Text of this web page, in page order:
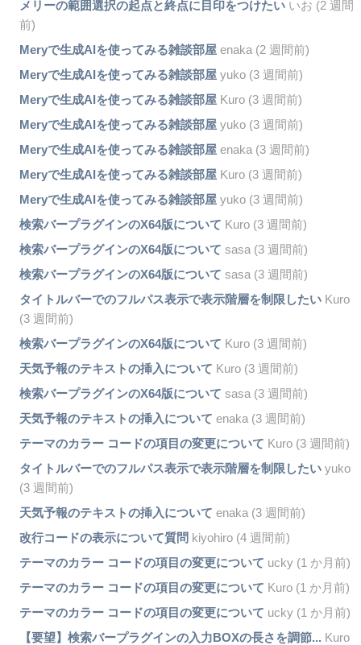
メリーの範囲選択の起点と終点に目印をつけたいいお (2 週間
前)
Meryで生成AIを使ってみる雑談部屋enaka (2 週間前)
Meryで生成AIを使ってみる雑談部屋yuko (3 週間前)
Meryで生成AIを使ってみる雑談部屋Kuro (3 週間前)
Meryで生成AIを使ってみる雑談部屋yuko (3 週間前)
Meryで生成AIを使ってみる雑談部屋enaka (3 週間前)
Meryで生成AIを使ってみる雑談部屋Kuro (3 週間前)
Meryで生成AIを使ってみる雑談部屋yuko (3 週間前)
検索バープラグインのX64版について Kuro (3 週間前)
検索バープラグインのX64版について sasa (3 週間前)
検索バープラグインのX64版について sasa (3 週間前)
タイトルバーでのフルパス表示で表示階層を制限したいKuro
(3 週間前)
検索バープラグインのX64版について Kuro (3 週間前)
天気予報のテキストの挿入について Kuro (3 週間前)
検索バープラグインのX64版について sasa (3 週間前)
天気予報のテキストの挿入について enaka (3 週間前)
テーマのカラー コードの項目の変更について Kuro (3 週間前)
タイトルバーでのフルパス表示で表示階層を制限したいyuko
(3 週間前)
天気予報のテキストの挿入について enaka (3 週間前)
改行コードの表示について質問 kiyohiro (4 週間前)
テーマのカラー コードの項目の変更について ucky (1 か月前)
テーマのカラー コードの項目の変更について Kuro (1 か月前)
テーマのカラー コードの項目の変更について ucky (1 か月前)
【要望】検索バープラグインの入力BOXの長さを調節... Kuro